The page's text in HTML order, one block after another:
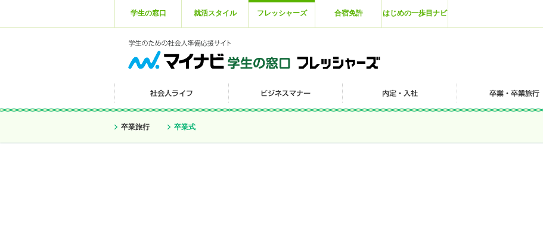
学生の窓口 就活スタイル フレッシャーズ 合宿免許 はじめの一歩目ナビ
卒業旅行 卒業式